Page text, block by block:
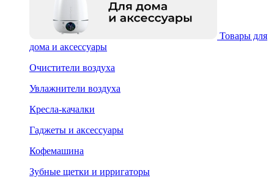
Товары для
дома и аксессуары
Очистители воздуха
Увлажнители воздуха
Кресла-качалки
Гаджеты и аксессуары
Кофемашина
Зубные щетки и ирригаторы